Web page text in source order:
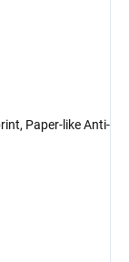
Paper-like Anti-